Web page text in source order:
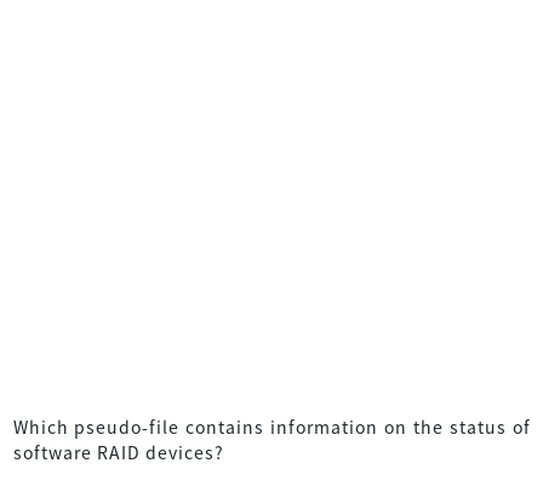
Which pseudo-file contains information on the status of
software RAID devices?